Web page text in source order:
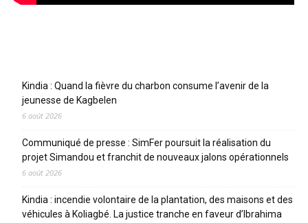
Kindia : Quand la fièvre du charbon consume l’avenir de la
jeunesse de Kagbelen
6 août 2026
Communiqué de presse : SimFer poursuit la réalisation du
projet Simandou et franchit de nouveaux jalons opérationnels
6 août 2026
Kindia : incendie volontaire de la plantation, des maisons et des
véhicules à Koliagbé. La justice tranche en faveur d’Ibrahima